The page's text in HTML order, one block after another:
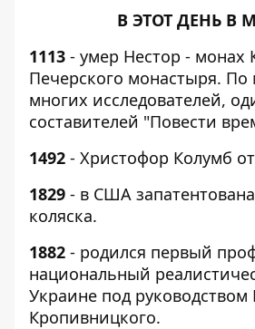
В ЭТОТ ДЕНЬ В
1113 - умер Нестор - монах
Печерского монастыря.
многих исследователей,
составителей "Повести
1492 - Христофор Колумб
1829 - в США запатентована
коляска.
1882 - родился первый
национальный
Украине под
Кропивницкого.